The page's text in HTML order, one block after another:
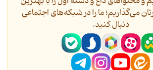
می‌گذاریم؛ ما را در شبکه‌های اجتماعی
دنیال کنید.